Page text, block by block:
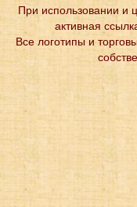
При использовании и
активная
Все логотипы и